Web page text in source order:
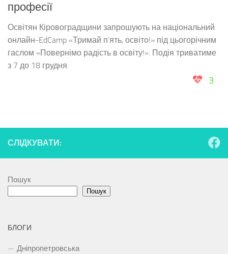
професії
Освітян Кіровоградщини запрошують на національний
онлайн-EdCamp «Тримай п’ять, освіто!» під цьогорічним
гаслом «Повернімо радість в освіту!». Подія триватиме
з 7 до 18 грудня.
3
СЛІДКУВАТИ:
Пошук
Пошук
БЛОГИ
Дніпропетровська